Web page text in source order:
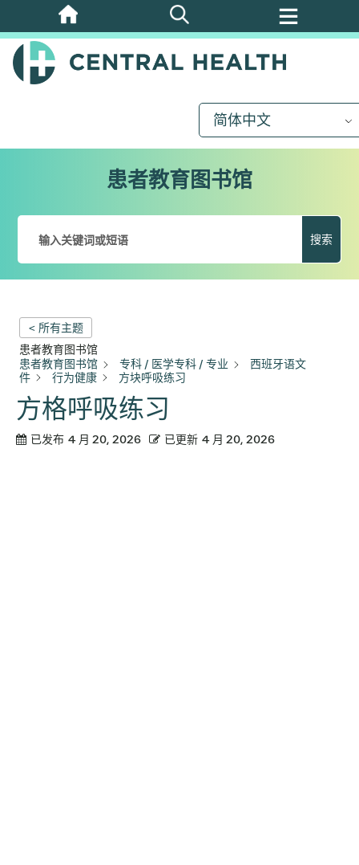
跳
至
主
简体中文
患者教育图书馆
搜索
< 所有主题
患者教育图书馆
患者教育图书馆
专科 / 医学专科 / 专业
西班牙语文
件
行为健康 方块呼吸练习
方格呼吸练习
已发布 4 月 20, 2026 已更新 4 月 20, 2026